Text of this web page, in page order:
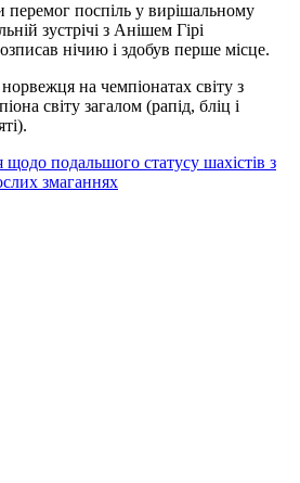
перемог поспіль у вирішальному
зустрічі з Анішем Гірі
нічию і здобув перше місце.
на чемпіонатах світу з
світу загалом (рапід, бліц і
подальшого статусу шахістів з
змаганнях